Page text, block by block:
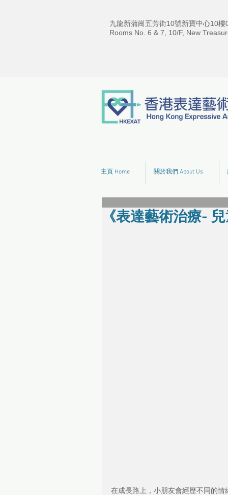
九龍新蒲崗五芳街10號新寶中心10樓
Rooms No. 6 & 7, 10/F, New
主頁 Home 關於我們 About Us
《表達藝術治療-
在成長路上，小朋友會經歷不同的